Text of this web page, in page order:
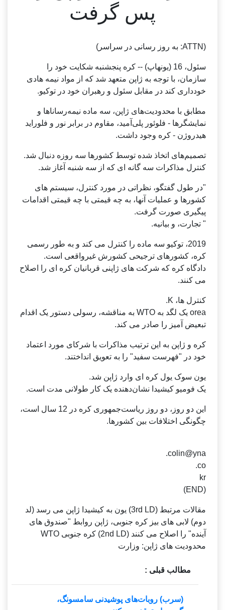
پس گرفت
سئول، 16 (یونهاپ) -- کره پنجشنبه شکایت خود را
سازمان، با توجه به ژاپن متعهد شد که از مواد نیمه هادی
خودداری کند در مقابل سئول و رهبران خود در توکیو.
مطابق با محدودیت‌های ژاپن، سه ماده نیمه‌رساناها و
نمایشگرها - فلوئور پلی‌آمید، مقاوم در برابر نور و فلوراید
هیدروژن - کره وجود داشت.
تصمیم‌های اتخاذ شده توسط کشورها سه روزه دنبال شد.
کنترل مذاکرات سه گانه ای که از سه شنبه آغاز شد.
"در طول گفتگو، نظراتی در مورد کنترل، سیستم های
کشورها و عملیات آنها، به چه قیمتی با چه قیمتی اقدامات
پیگیری صورت گرفت.
" تجارت، و بیانیه.
2019، توکیو سه ماده را کنترل می کند و به طور رسمی
کره، کشورهای ترجیحی کشورش غیرواقعی است.
دادگاه کره که شرکت های ژاپنی قربانیان کره ای را اصلاح
می کنند.
کنترل ها، K.
orea یک لگد به WTO به مناقشه، رسولی دستور یک اقدام
تبعیض آمیز را صادر می کند.
کره و ژاپن به این ترتیب مذاکرات با شرکای مورد اعتماد
خود در "فهرست سفید" را به تعویق انداختند.
یون سوک یول کره ای وارد ژاپن شد.
یک فومیو کیشیدا نشان‌دهنده یک کار طولانی مدت است.
این دو روز، دو روز ریاست‌جمهوری کره در 12 سال است،
چگونگی اختلافات بین کشورها.
colin@yna.
co.
kr
مقالات مرتبط (3rd LD) یون به کیشیدا ژاپن می رسد (لد
دوم) لابی های بیز کره جنوبی، ژاپن روابط "صندوق های
آینده" را اصلاح می کنند (2nd LD) کره جنوبی WTO
محدودیت های ژاپن: وزارت
مطالب قبلی :
(سرب) روبات‌های پوشیدنی سامسونگ،